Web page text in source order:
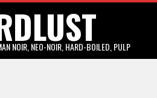
NOIR, NEO-NOIR, HARD-BOILED, PULP